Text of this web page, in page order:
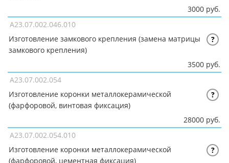
3000 руб.
A23.07.002.046.010
Изготовление замкового крепления (замена матрицы
замкового крепления)
?
3500 руб.
A23.07.002.054
Изготовление коронки металлокерамической
(фарфоровой, винтовая фиксация)
?
28000 руб.
A23.07.002.054.010
Изготовление коронки металлокерамической
(фарфоровой, цементная фиксация)
?